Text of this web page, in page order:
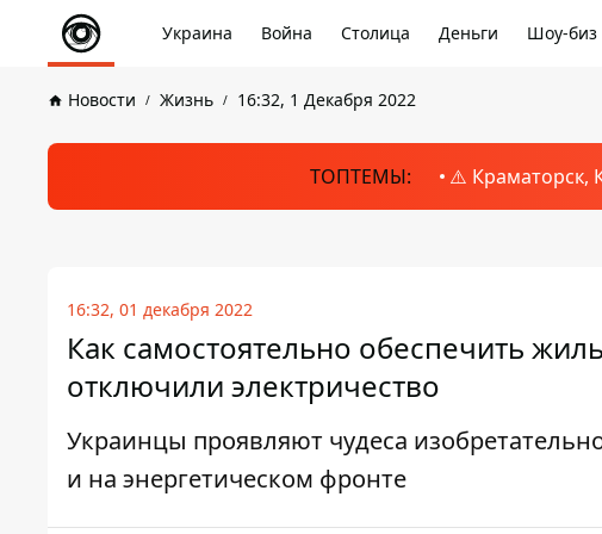
Украина Война Столица Деньги Шоу-биз
Новости Жизнь 16:32, 1 Декабря 2022
ТОПТЕМЫ: ⚠️ Краматорск,
16:32, 01 декабря 2022
Как самостоятельно обеспечить
отключили электричество
Украинцы проявляют чудеса
и на энергетическом фронте